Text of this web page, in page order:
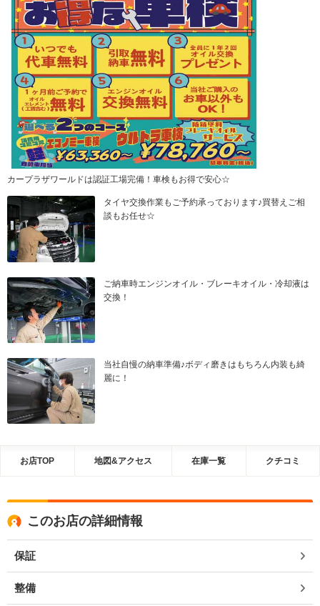
カープラザワールドは認証工場完備！車検もお得で安心☆
タイヤ交換作業もご予約承っております♪買替えご相
談もお任せ☆
ご納車時エンジンオイル・ブレーキオイル・冷却液は
交換！
当社自慢の納車準備♪ボディ磨きはもちろん内装も綺
麗に！
お店TOP 地図&アクセス 在庫一覧 クチコミ
このお店の詳細情報
保証
整備